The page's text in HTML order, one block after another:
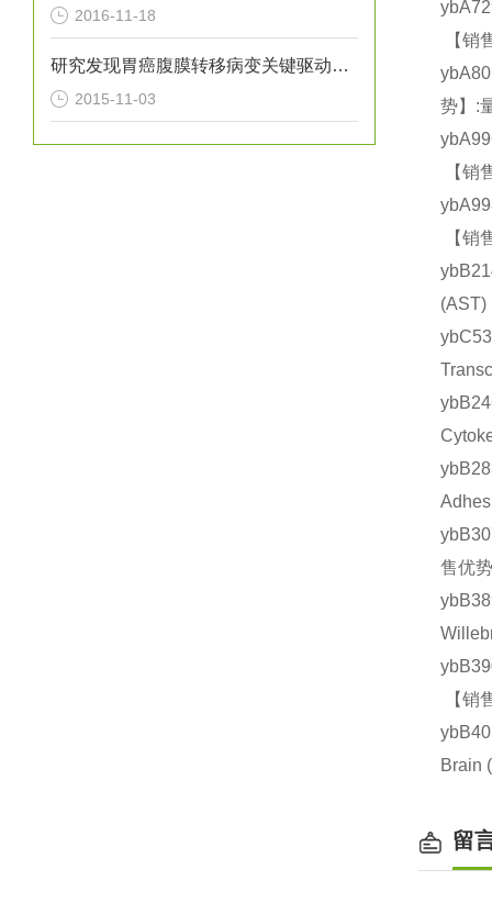
2016-11-18
研究发现胃癌腹膜转移病变关键驱动基因
2015-11-03
【销
势】:
【销
【销
售优
【销
Brain
留